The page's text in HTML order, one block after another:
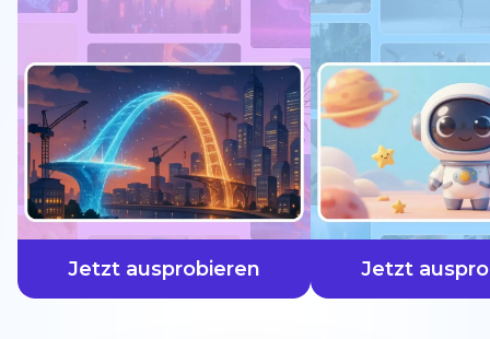
Jetzt ausprobieren Jetzt
schneller